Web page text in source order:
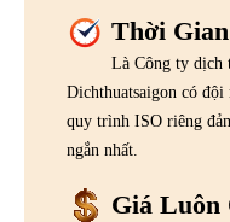
Thời
Là Công ty dịch
Dichthuatsaigon có
quy trình ISO riêng
ngắn nhất.
Giá